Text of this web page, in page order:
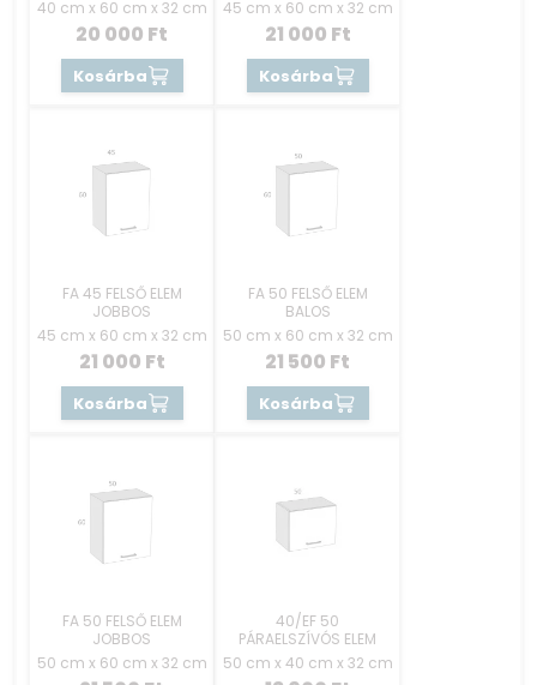
40 cm x 60 cm x 32 cm
20 000 Ft
Kosárba
45 cm x 60 cm x 32 cm
21 000 Ft
Kosárba
FA 45 FELSŐ ELEM
JOBBOS
45 cm x 60 cm x 32 cm
21 000 Ft
Kosárba
FA 50 FELSŐ ELEM
BALOS
50 cm x 60 cm x 32 cm
21 500 Ft
Kosárba
FA 50 FELSŐ ELEM
JOBBOS
50 cm x 60 cm x 32 cm
40/EF 50
PÁRAELSZÍVÓS ELEM
50 cm x 40 cm x 32 cm